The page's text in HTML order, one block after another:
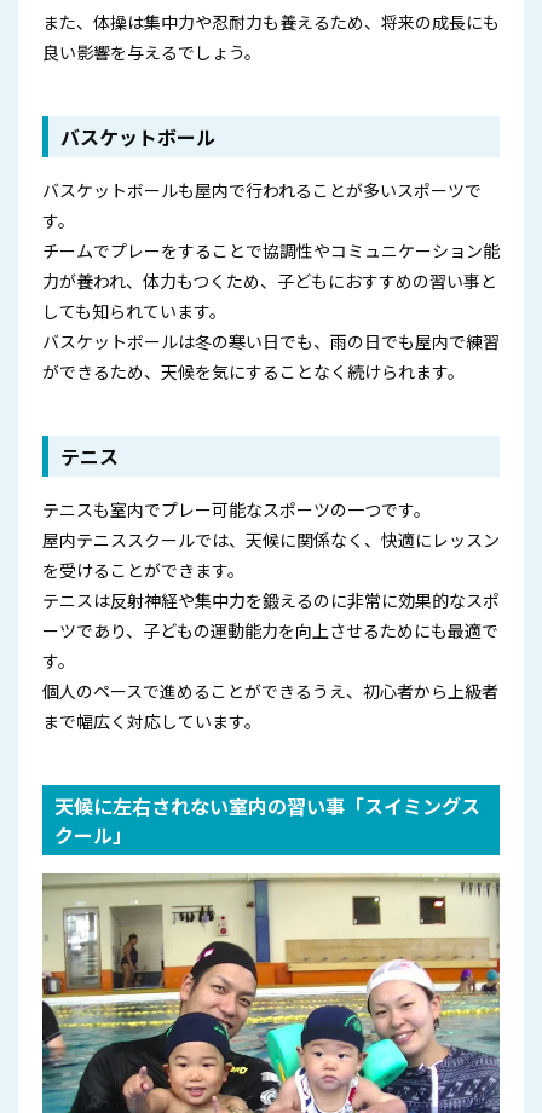
また、体操は集中力や忍耐力も養えるため、将来の成長にも
良い影響を与えるでしょう。
バスケットボール
バスケットボールも屋内で行われることが多いスポーツで
す。
チームでプレーをすることで協調性やコミュニケーション能
力が養われ、体力もつくため、子どもにおすすめの習い事と
しても知られています。
バスケットボールは冬の寒い日でも、雨の日でも屋内で練習
ができるため、天候を気にすることなく続けられます。
テニス
テニスも室内でプレー可能なスポーツの一つです。
屋内テニススクールでは、天候に関係なく、快適にレッスン
を受けることができます。
テニスは反射神経や集中力を鍛えるのに非常に効果的なスポ
ーツであり、子どもの運動能力を向上させるためにも最適で
す。
個人のペースで進めることができるうえ、初心者から上級者
まで幅広く対応しています。
天候に左右されない室内の習い事「スイミングス
クール」